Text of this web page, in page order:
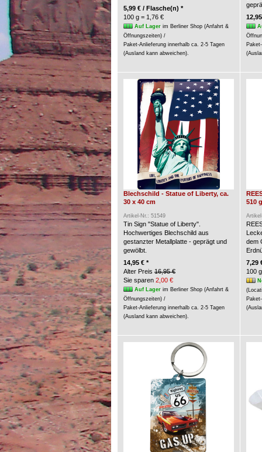
5,99 € / Flasche(n) *
100 g = 1,76 €
Auf Lagerim Berliner Shop (Anfahrt &
Öffnungszeiten) /
Paket-Anlieferung innerhalb ca. 2-5 Tagen
(Ausland kann abweichen).
Blechschild - Statue of Liberty, ca.
30 x 40 cm
Artikel-Nr.: 51549
Tin Sign "Statue of Liberty".
Hochwertiges Blechschild aus
gestanzter Metallplatte - geprägt und
gewölbt.
14,95 € *
Alter Preis 16,95 €
Sie sparen 2,00 €
Auf Lagerim Berliner Shop (Anfahrt &
Öffnungszeiten) /
Paket-Anlieferung innerhalb ca. 2-5 Tagen
(Ausland kann abweichen).
510
dem
7,29
100